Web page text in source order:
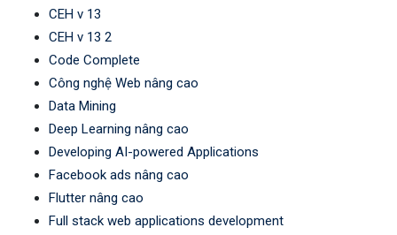
CEH v 13
CEH v 13 2
Code Complete
Công nghệ Web nâng cao
Data Mining
Deep Learning nâng cao
Developing AI-powered Applications
Facebook ads nâng cao
Flutter nâng cao
Full stack web applications development